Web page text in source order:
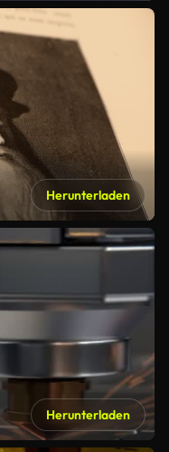
Herunterladen
Herunterladen